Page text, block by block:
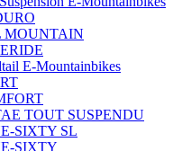
MOUNTAIN
E-Mountainbikes
TOUT SUSPENDU
SIXTY SL
SIXTY